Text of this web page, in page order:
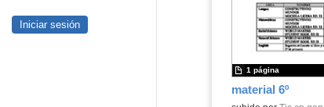
Iniciar sesión
material 6º
1 página